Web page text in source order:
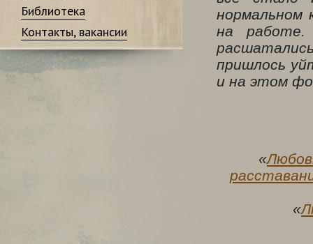
Библиотека
Контакты, вакансии
нормальном
на
пришлось
и на этом
«
«